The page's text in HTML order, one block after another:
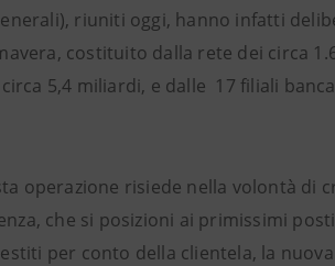
riuniti oggi, hanno infatti
costituito dalla rete dei circa
5,4 miliardi, e dalle 17 filiali
operazione risiede nella volontà di
che si posizioni ai primissimi
per conto della clientela, la